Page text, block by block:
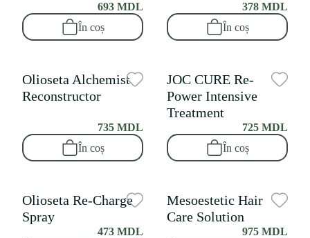
693 MDL
În coș
378 MDL
În coș
Olioseta Alchemist
Reconstructor
735 MDL
În coș
JOC CURE Re-
Power Intensive
Treatment
725 MDL
În coș
Olioseta Re-Charge
Spray
473 MDL
Mesoestetic Hair
Care Solution
975 MDL